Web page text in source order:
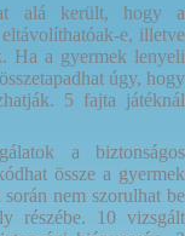
alá került, hogy a
e, illetve
Ha a gyermek lenyeli
úgy, hogy
5 fajta játéknál
a biztonságos
össze a gyermek
során nem szorulhat be
részébe. 10 vizsgált